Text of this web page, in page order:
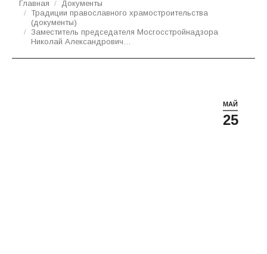
Вы здесь:
Главная
Документы
Традиции православного храмостроительства
(документы)
Заместитель председателя Мосгосстройнадзора
Николай Александрович…
МАЙ
25